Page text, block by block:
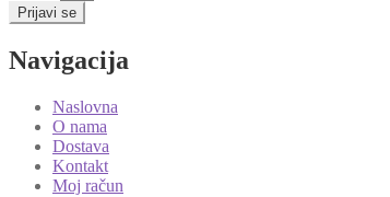
Prijavi se
Navigacija
Naslovna
O nama
Dostava
Kontakt
Moj račun